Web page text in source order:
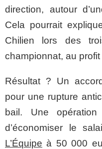
direction, autour
Cela pourrait
Chilien lors des
championnat, au profit
Résultat ? Un
pour une rupture
bail. Une
d’économiser le
L’Équipe à 50 000